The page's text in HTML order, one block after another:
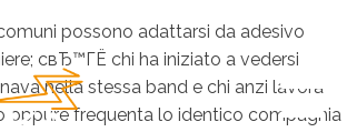
possono adattarsi da adesivo
cвЂ™ГЁ chi ha iniziato a vedersi
nella stessa band e chi anzi lavora
oppure frequenta lo identico compagnia